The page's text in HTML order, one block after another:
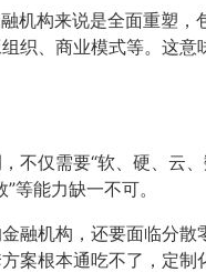
机构来说是全面重塑
织、商业模式等。这意
不仅需要“软、硬、云
等能力缺一不可。
融机构，还要面临分
案根本通吃不了，定